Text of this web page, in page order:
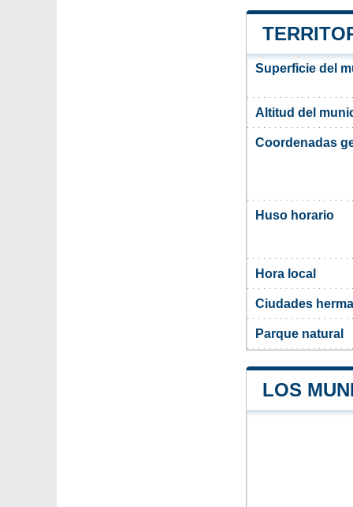
Superficie del
Altitud del
Coordenadas
Huso horario
Hora local
Ciudades
Parque natural
LOS